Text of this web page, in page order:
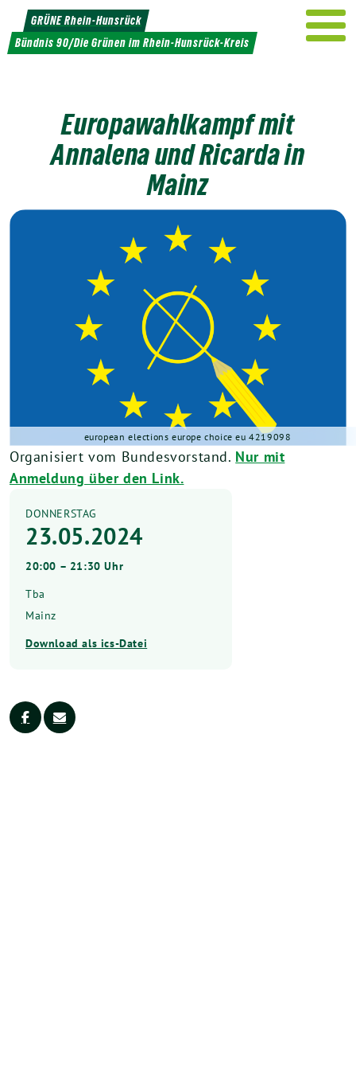
Weiter
zum
Inhalt
GRÜNE Rhein-Hunsrück
Bündnis 90/Die Grünen im Rhein-Hunsrück-Kreis
Europawahlkampf mit
Annalena und Ricarda in
Mainz
european elections europe choice eu 4219098
Organisiert vom Bundesvorstand. Nur mit
Anmeldung über den Link.
DONNERSTAG
23.05.2024
20:00 – 21:30 Uhr
Tba
Mainz
Download als ics-Datei